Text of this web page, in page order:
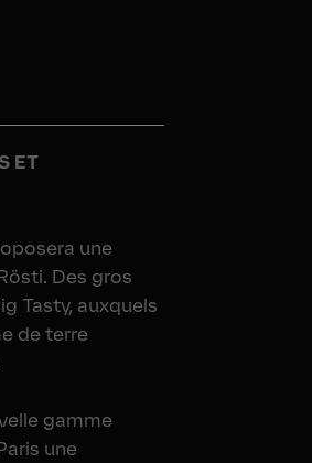
ET
une
Des gros
Tasty, auxquels
de terre
gamme
une